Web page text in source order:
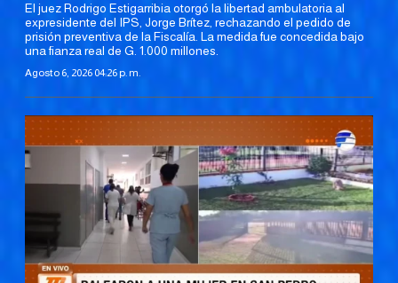
El juez Rodrigo Estigarribia otorgó la libertad ambulatoria al
expresidente del IPS, Jorge Brítez, rechazando el pedido de
prisión preventiva de la Fiscalía. La medida fue concedida bajo
una fianza real de G. 1.000 millones.
Agosto 6, 2026 04:26 p. m.